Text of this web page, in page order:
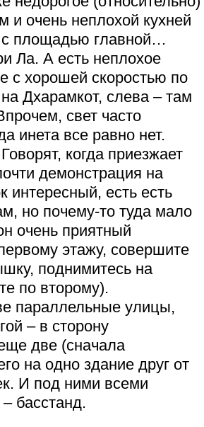
и очень неплохой кухней
площадью главной…
Ла. А есть неплохое
с хорошей скоростью по
Дхарамкот, слева – там
свет часто
инета все равно нет.
когда приезжает
демонстрация на
интересный, есть есть
но почему-то туда мало
очень приятный
этажу, совершите
поднимитесь на
по второму).
параллельные улицы,
– в сторону
две (сначала
на одно здание друг от
И под ними всеми
басстанд.